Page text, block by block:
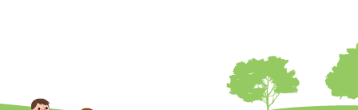
有していないとき、又は運転免許証の提示をせず、
もしくは当社が求めたにもかかわらず、その運転者
の運転免許証の写しの提出に同意しないとき。 ②
酒気を帯びていると認められるとき。